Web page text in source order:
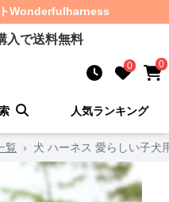
Wonderfulharness
入で送料無料
0 0
人気ランキング
覧 › 犬 ハーネス 愛らしい子犬